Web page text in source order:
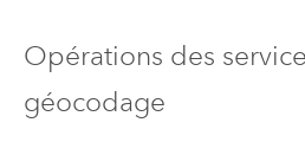
Opérations des
géocodage